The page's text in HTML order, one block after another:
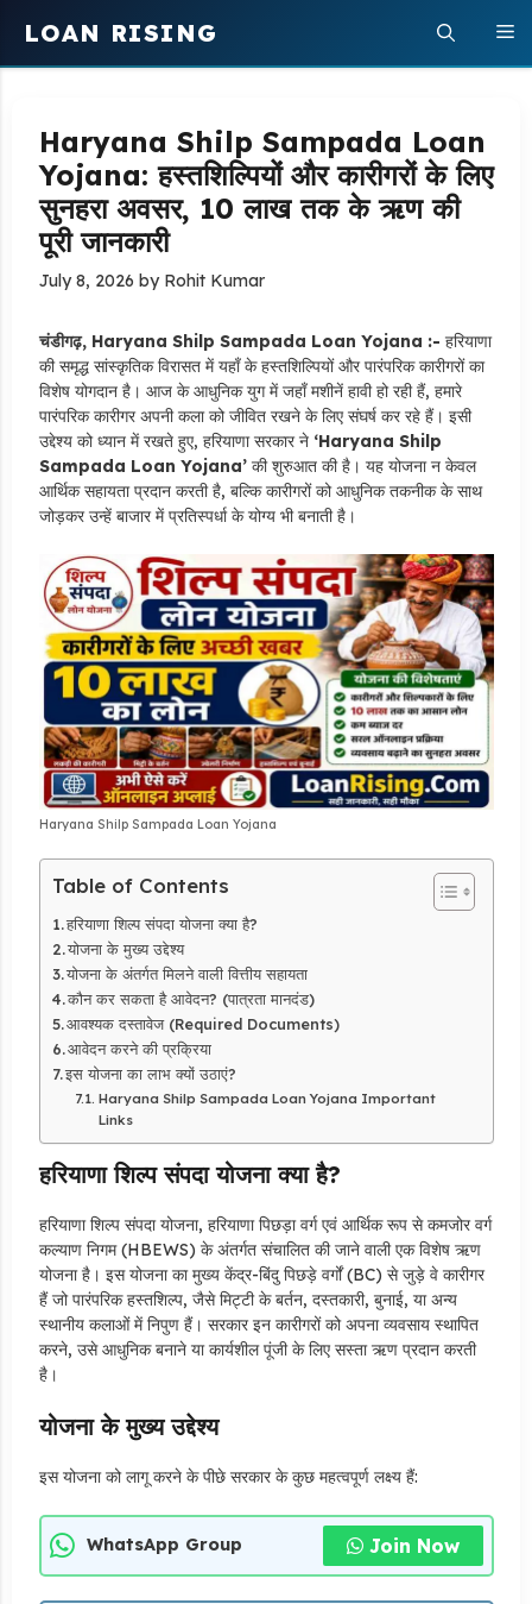
content
LOAN RISING
Haryana Shilp Sampada Loan
Yojana: हस्तशिल्पियों और कारीगरों के लिए
सुनहरा अवसर, 10 लाख तक के ऋण की
पूरी जानकारी
July 8, 2026 by Rohit Kumar
चंडीगढ़, Haryana Shilp Sampada Loan Yojana :- हरियाणा
की समृद्ध सांस्कृतिक विरासत में यहाँ के हस्तशिल्पियों और पारंपरिक कारीगरों का
विशेष योगदान है। आज के आधुनिक युग में जहाँ मशीनें हावी हो रही हैं, हमारे
पारंपरिक कारीगर अपनी कला को जीवित रखने के लिए संघर्ष कर रहे हैं। इसी
उद्देश्य को ध्यान में रखते हुए, हरियाणा सरकार ने ‘Haryana Shilp
Sampada Loan Yojana’की शुरुआत की है। यह योजना न केवल
आर्थिक सहायता प्रदान करती है, बल्कि कारीगरों को आधुनिक तकनीक के साथ
जोड़कर उन्हें बाजार में प्रतिस्पर्धा के योग्य भी बनाती है।
Haryana Shilp Sampada Loan Yojana
Table of Contents
हरियाणा शिल्प संपदा योजना क्या है?
योजना के मुख्य उद्देश्य
योजना के अंतर्गत मिलने वाली वित्तीय सहायता
कौन कर सकता है आवेदन? (पात्रता मानदंड)
आवश्यक दस्तावेज (Required Documents)
आवेदन करने की प्रक्रिया
इस योजना का लाभ क्यों उठाएं?
Haryana Shilp Sampada Loan Yojana Important
Links
हरियाणा शिल्प संपदा योजना क्या है?
हरियाणा शिल्प संपदा योजना, हरियाणा पिछड़ा वर्ग एवं आर्थिक रूप से कमजोर वर्ग
कल्याण निगम (HBEWS) के अंतर्गत संचालित की जाने वाली एक विशेष ऋण
योजना है। इस योजना का मुख्य केंद्र-बिंदु पिछड़े वर्गों (BC) से जुड़े वे कारीगर
हैं जो पारंपरिक हस्तशिल्प, जैसे मिट्टी के बर्तन, दस्तकारी, बुनाई, या अन्य
स्थानीय कलाओं में निपुण हैं। सरकार इन कारीगरों को अपना व्यवसाय स्थापित
करने, उसे आधुनिक बनाने या कार्यशील पूंजी के लिए सस्ता ऋण प्रदान करती
है।
योजना के मुख्य उद्देश्य
इस योजना को लागू करने के पीछे सरकार के कुछ महत्वपूर्ण लक्ष्य हैं:
WhatsApp Group Join Now